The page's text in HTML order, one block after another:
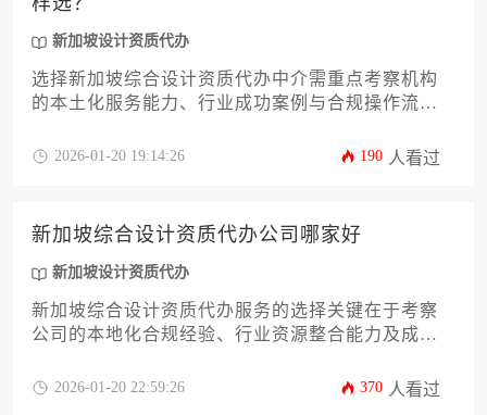
新加坡设计资质代办
选择新加坡综合设计资质代办中介需重点考察机构
的本土化服务能力、行业成功案例与合规操作流
伙伴。
2026-01-20 19:14:26 190 人看过
新加坡综合设计资质代办公司哪家好
新加坡设计资质代办
新加坡综合设计资质代办服务的选择关键在于考察
公司的本地化合规经验、行业资源整合能力及成功
设计许可申请的专业机构更具优势。
2026-01-20 22:59:26 370 人看过